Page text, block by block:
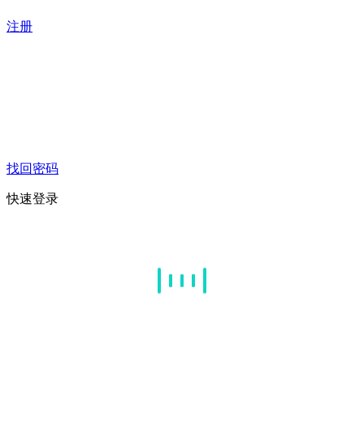
注册
找回密码
快速登录